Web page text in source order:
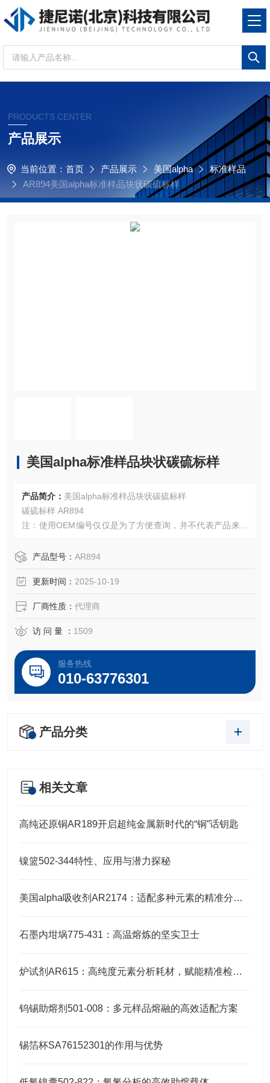
PRODUCTS CENTER
产品展示
当前位置： 首页 产品展示 美国alpha
标准样品
AR894美国alpha标准样品块状碳硫标样
美国alpha标准样品块状碳硫标样
产品简介： 美国alpha标准样品块状碳硫标样
碳硫标样 AR894
注：使用OEM编号仅仅是为了方便查询，并不代表产品来自
于所对应仪器。
产品型号： AR894
更新时间： 2025-10-19
厂商性质： 代理商
访 问 量 ： 1509
服务热线
010-63776301
产品分类
相关文章
高纯还原铜AR189开启超纯金属新时代的“铜”话钥匙
镍篮502-344特性、应用与潜力探秘
美国alpha吸收剂AR2174：适配多种元素的精准分析需求
石墨内坩埚775-431：高温熔炼的坚实卫士
炉试剂AR615：高纯度元素分析耗材，赋能精准检测高效推进
钨锡助熔剂501-008：多元样品熔融的高效适配方案
锡箔杯SA76152301的作用与优势